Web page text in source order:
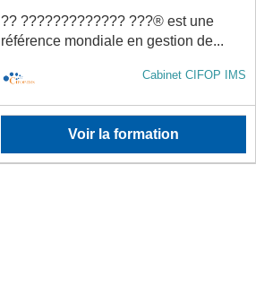
?? ????????????? ???® est une
référence mondiale en gestion de...
Cabinet CIFOP IMS
Voir la formation